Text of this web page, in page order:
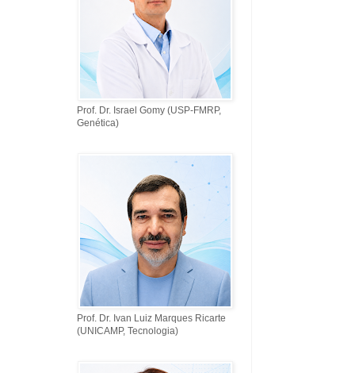
Prof. Dr. Israel Gomy (USP-FMRP,
Genética)
Prof. Dr. Ivan Luiz Marques Ricarte
(UNICAMP, Tecnologia)